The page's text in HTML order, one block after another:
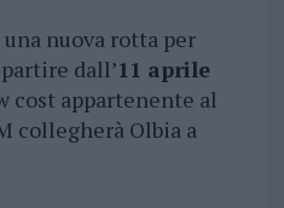
nuova rotta per
dall’11 aprile
cost appartenente al
collegherà Olbia a